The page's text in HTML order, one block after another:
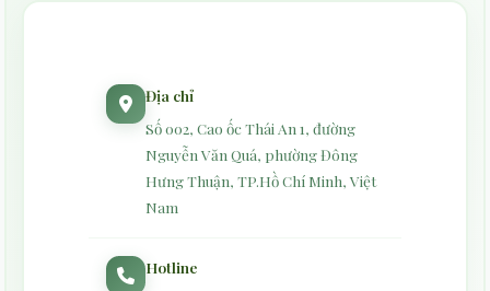
Địa chỉ
Số 002, Cao ốc Thái An 1, đường
Nguyễn Văn Quá, phường Đông
Hưng Thuận, TP.Hồ Chí Minh, Việt
Nam
Hotline